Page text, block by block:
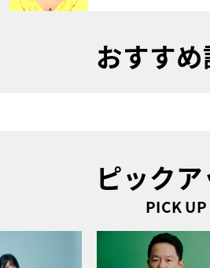
おすす
ピック
PICK UP